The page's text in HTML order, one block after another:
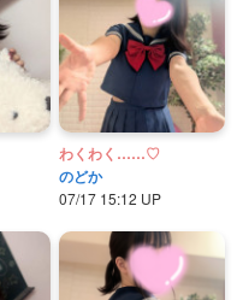
わくわく……♡
のどか
07/17 15:12 UP